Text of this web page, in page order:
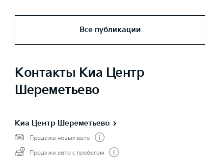
Все публикации
Контакты Киа Центр
Шереметьево
Киа Центр Шереметьево
Продажа новых авто
Продажа авто с пробегом